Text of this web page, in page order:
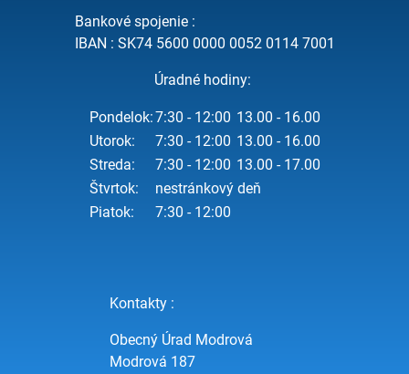
Bankové spojenie :
IBAN : SK74 5600 0000 0052 0114 7001
Úradné hodiny:
Pondelok:7:30 - 12:00 13.00 - 16.00
Utorok:
7:30 - 12:00 13.00 - 16.00
Streda:
7:30 - 12:00 13.00 - 17.00
Štvrtok:
nestránkový deň
Piatok:
7:30 - 12:00
Kontakty :
Obecný Úrad Modrová
Modrová 187